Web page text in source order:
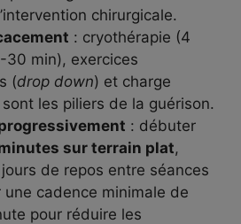
chirurgicale.
: cryothérapie (4
30 min), exercices
(drop down) et charge
les piliers de la guérison.
: débuter
minutes sur terrain plat,
de repos entre séances
une cadence minimale de
pour réduire les